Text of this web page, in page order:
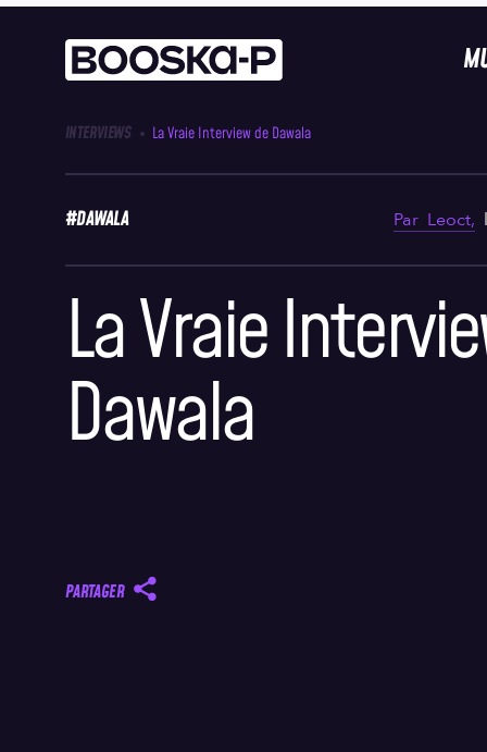
INTERVIEWS La Vraie Interview de Dawala
#DAWALA Par Leoct,
La Vraie
Dawala
PARTAGER